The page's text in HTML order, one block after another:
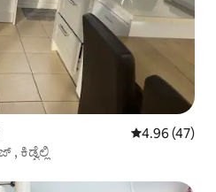
5 ರಲ್ಲಿ 4.96
4.96 (47)
ಕಾರ್ಮಾರ್ಥೆನ್ ಬೇ ಹಾಲಿಡೇ ವಿಲೇಜ್ , ಕಿಡ್ವೆಲ್ಲಿ